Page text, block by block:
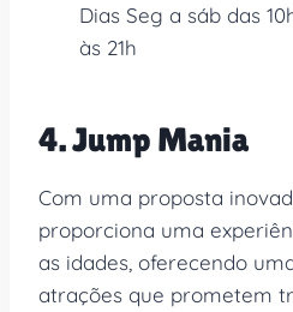
Dias Seg a sáb das
às 21h
4. Jump Mania
Com uma proposta
proporciona uma
as idades, oferecendo
atrações que prometem